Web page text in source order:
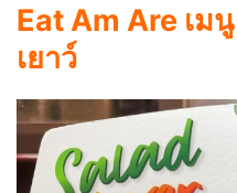
Eat Am Are เม
เยาว์